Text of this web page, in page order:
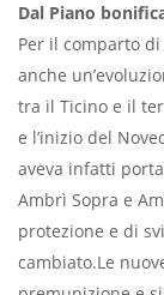
Dal Piano
Per il comparto
anche
tra il Ticino e il
e l’inizio del
aveva infatti
Ambrì Sopra e
protezione e di
cambiato.Le